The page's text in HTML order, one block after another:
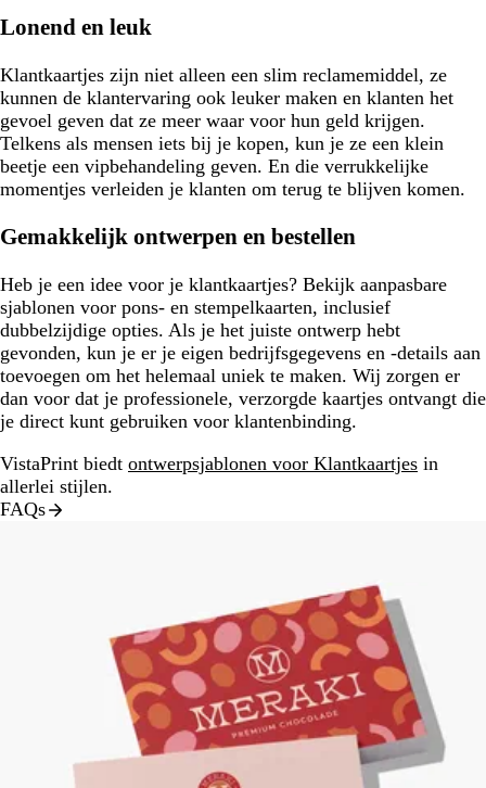
Lonend en leuk
Klantkaartjes zijn niet alleen een slim reclamemiddel, ze
kunnen de klantervaring ook leuker maken en klanten het
gevoel geven dat ze meer waar voor hun geld krijgen.
Telkens als mensen iets bij je kopen, kun je ze een klein
beetje een vipbehandeling geven. En die verrukkelijke
momentjes verleiden je klanten om terug te blijven komen.
Gemakkelijk ontwerpen en bestellen
Heb je een idee voor je klantkaartjes? Bekijk aanpasbare
sjablonen voor pons- en stempelkaarten, inclusief
dubbelzijdige opties. Als je het juiste ontwerp hebt
gevonden, kun je er je eigen bedrijfsgegevens en -details aan
toevoegen om het helemaal uniek te maken. Wij zorgen er
dan voor dat je professionele, verzorgde kaartjes ontvangt die
je direct kunt gebruiken voor klantenbinding.
VistaPrint biedt ontwerpsjablonen voor Klantkaartjes in
allerlei stijlen.
FAQs